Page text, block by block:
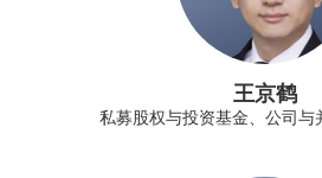
王京鹤
私募股权与投资基金、公司与